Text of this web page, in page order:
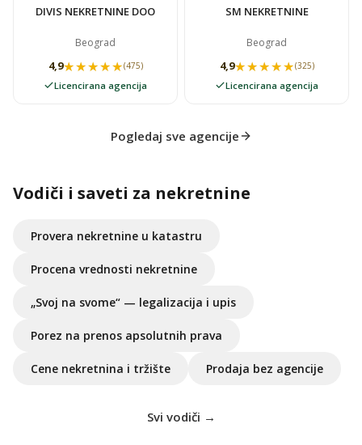
DIVIS NEKRETNINE DOO
Beograd
4,9★★★★★
★★★★★(475)
Licencirana agencija
SM NEKRETNINE
Beograd
4,9★★★★★
★★★★★(325)
Licencirana agencija
Pogledaj sve agencije
Vodiči i saveti za nekretnine
Provera nekretnine u katastru
Procena vrednosti nekretnine
„Svoj na svome“ — legalizacija i upis
Porez na prenos apsolutnih prava
Cene nekretnina i tržište Prodaja bez agencije
Svi vodiči →